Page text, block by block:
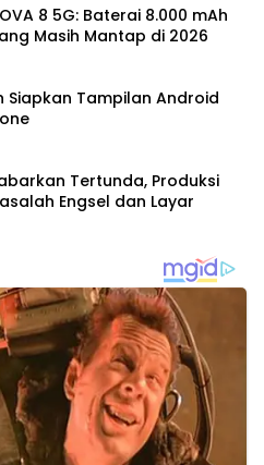
8 5G: Baterai 8.000 mAh
Masih Mantap di 2026
Siapkan Tampilan Android
Tertunda, Produksi
Engsel dan Layar